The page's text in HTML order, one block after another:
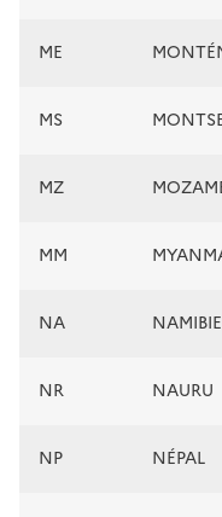
ME
MS
MZ
MM
NA NAMIBIE
NR NAURU
NP NÉPAL